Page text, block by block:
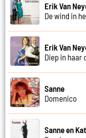
Erik Van
De wind in
Erik Van
Diep in haar
Sanne
Domenico
Sanne en